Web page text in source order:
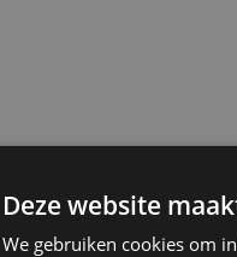
Deze website
We gebruiken cookies om